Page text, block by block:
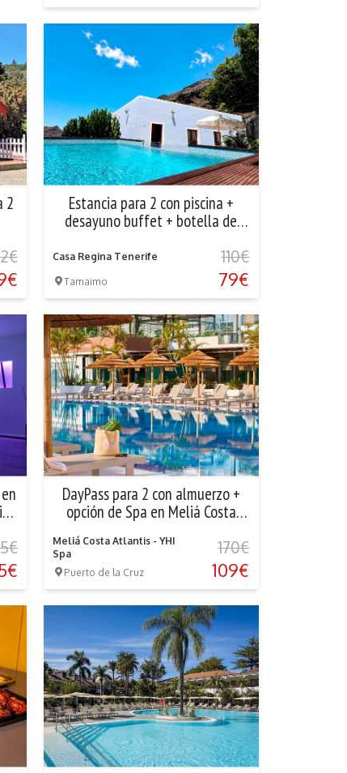
2
Estancia para 2 con piscina +
desayuno buffet + botella de
Casa Regina Tenerife
Tamaimo
110€
79€
DayPass para 2 con almuerzo +
opción de Spa en Meliá Costa
Meliá Costa Atlantis - YHI
Spa
Puerto de la Cruz
170€
109€